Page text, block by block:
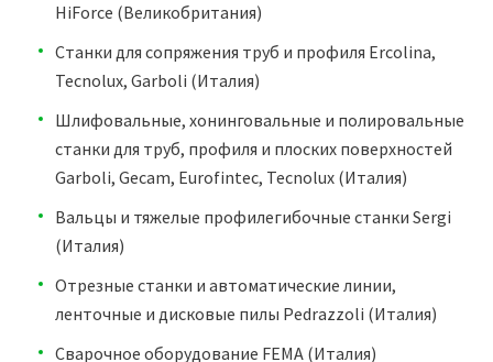
HiForce (Великобритания)
Станки для сопряжения труб и профиля Ercolina,
Tecnolux, Garboli (Италия)
Шлифовальные, хонинговальные и полировальные
станки для труб, профиля и плоских поверхностей
Garboli, Gecam, Eurofintec, Tecnolux (Италия)
Вальцы и тяжелые профилегибочные станки Sergi
(Италия)
Отрезные станки и автоматические линии,
ленточные и дисковые пилы Pedrazzoli (Италия)
Сварочное оборудование FEMA (Италия)